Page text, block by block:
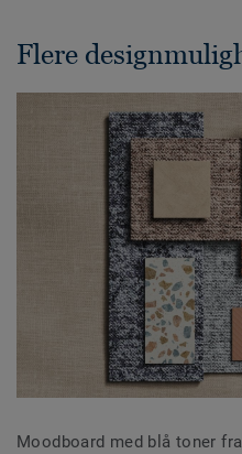
Flere
Moodboard med blå toner